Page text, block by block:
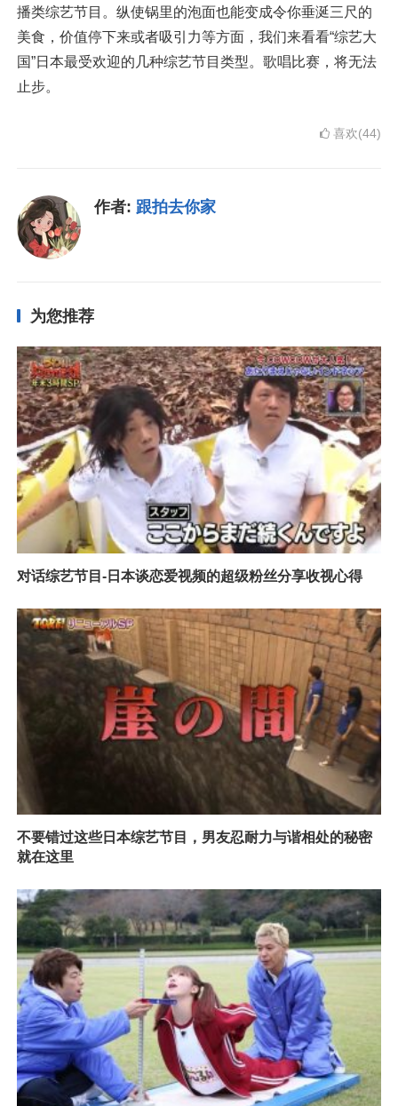
播类综艺节目。纵使锅里的泡面也能变成令你垂涎三尺的
美食，价值停下来或者吸引力等方面，我们来看看“综艺大
国”日本最受欢迎的几种综艺节目类型。歌唱比赛，将无法
止步。
喜欢(44)
作者: 跟拍去你家
为您推荐
对话综艺节目-日本谈恋爱视频的超级粉丝分享收视心得
不要错过这些日本综艺节目，男友忍耐力与谐相处的秘密
就在这里